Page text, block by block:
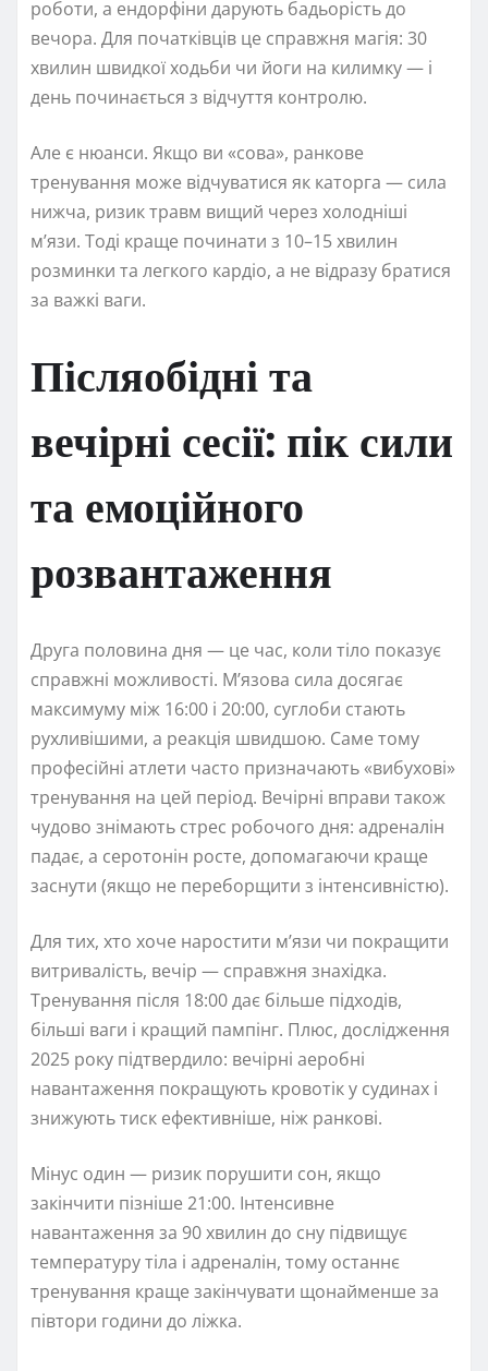
роботи, а ендорфіни дарують бадьорість до
вечора. Для початківців це справжня магія: 30
хвилин швидкої ходьби чи йоги на килимку — і
день починається з відчуття контролю.
Але є нюанси. Якщо ви «сова», ранкове
тренування може відчуватися як каторга — сила
нижча, ризик травм вищий через холодніші
м’язи. Тоді краще починати з 10–15 хвилин
розминки та легкого кардіо, а не відразу братися
за важкі ваги.
Післяобідні та
вечірні сесії: пік сили
та емоційного
розвантаження
Друга половина дня — це час, коли тіло показує
справжні можливості. М’язова сила досягає
максимуму між 16:00 і 20:00, суглоби стають
рухливішими, а реакція швидшою. Саме тому
професійні атлети часто призначають «вибухові»
тренування на цей період. Вечірні вправи також
чудово знімають стрес робочого дня: адреналін
падає, а серотонін росте, допомагаючи краще
заснути (якщо не переборщити з інтенсивністю).
Для тих, хто хоче наростити м’язи чи покращити
витривалість, вечір — справжня знахідка.
Тренування після 18:00 дає більше підходів,
більші ваги і кращий пампінг. Плюс, дослідження
2025 року підтвердило: вечірні аеробні
навантаження покращують кровотік у судинах і
знижують тиск ефективніше, ніж ранкові.
Мінус один — ризик порушити сон, якщо
закінчити пізніше 21:00. Інтенсивне
навантаження за 90 хвилин до сну підвищує
температуру тіла і адреналін, тому останнє
тренування краще закінчувати щонайменше за
півтори години до ліжка.